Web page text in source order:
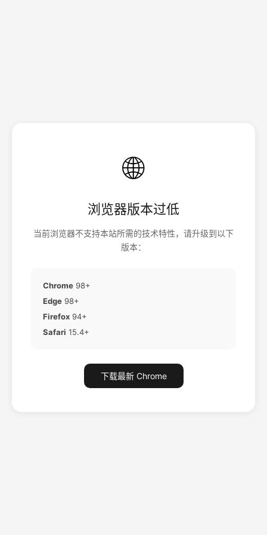
🌐
浏览器版本过低
当前浏览器不支持本站所需的技术特性，请升级到以下
版本：
Chrome 98+
Edge 98+
Firefox 94+
Safari 15.4+
下载最新 Chrome